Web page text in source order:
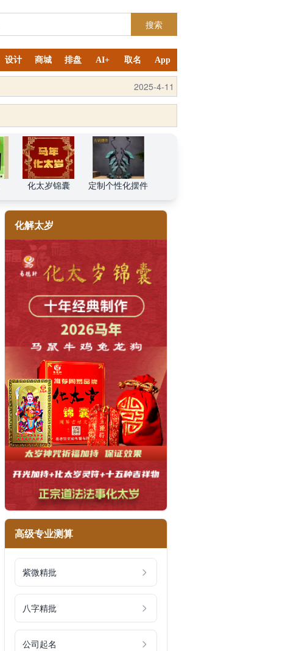
搜索
设计 商城 排盘 AI+ 取名 App
2025-7-6
化太岁锦囊 定制个性化摆件
化解太岁
高级专业测算
紫微精批
八字精批
公司起名